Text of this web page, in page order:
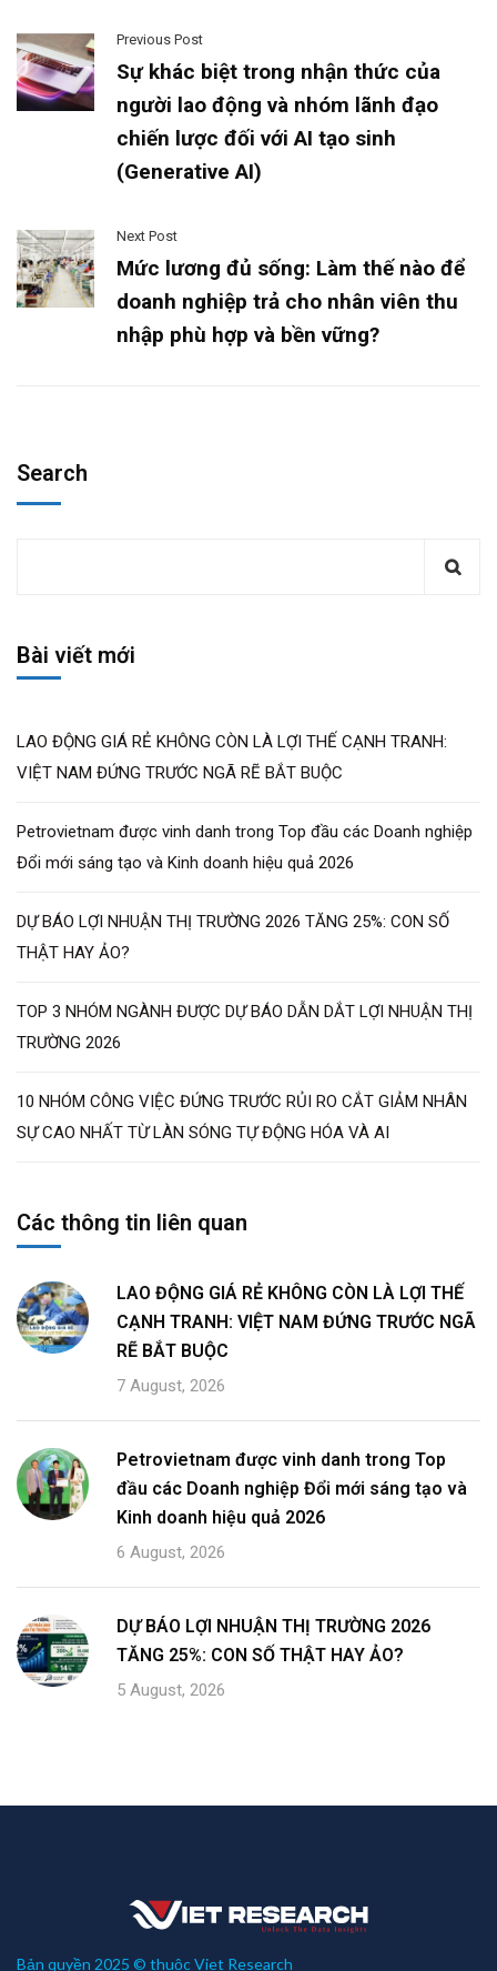
Previous Post
Sự khác biệt trong nhận thức của
người lao động và nhóm lãnh đạo
chiến lược đối với AI tạo sinh
(Generative AI)
Next Post
Mức lương đủ sống: Làm thế nào để
doanh nghiệp trả cho nhân viên thu
nhập phù hợp và bền vững?
Search
Bài viết mới
LAO ĐỘNG GIÁ RẺ KHÔNG CÒN LÀ LỢI THẾ CẠNH TRANH:
VIỆT NAM ĐỨNG TRƯỚC NGÃ RẼ BẮT BUỘC
Petrovietnam được vinh danh trong Top đầu các Doanh nghiệp
Đổi mới sáng tạo và Kinh doanh hiệu quả 2026
DỰ BÁO LỢI NHUẬN THỊ TRƯỜNG 2026 TĂNG 25%: CON SỐ
THẬT HAY ẢO?
TOP 3 NHÓM NGÀNH ĐƯỢC DỰ BÁO DẪN DẮT LỢI NHUẬN THỊ
TRƯỜNG 2026
10 NHÓM CÔNG VIỆC ĐỨNG TRƯỚC RỦI RO CẮT GIẢM NHÂN
SỰ CAO NHẤT TỪ LÀN SÓNG TỰ ĐỘNG HÓA VÀ AI
Các thông tin liên quan
LAO ĐỘNG GIÁ RẺ KHÔNG CÒN LÀ LỢI THẾ
CẠNH TRANH: VIỆT NAM ĐỨNG TRƯỚC NGÃ
RẼ BẮT BUỘC
7 August, 2026
Petrovietnam được vinh danh trong Top
đầu các Doanh nghiệp Đổi mới sáng tạo và
Kinh doanh hiệu quả 2026
6 August, 2026
DỰ BÁO LỢI NHUẬN THỊ TRƯỜNG 2026
TĂNG 25%: CON SỐ THẬT HAY ẢO?
5 August, 2026
Bản quyền 2025 © thuộc Viet Research